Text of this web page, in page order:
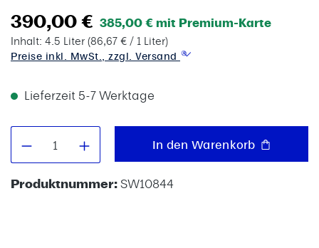
390,00 € 385,00 € mit Premium-Karte
Inhalt: 4.5 Liter(86,67 € / 1 Liter)
Preise inkl. MwSt., zzgl. Versand
Lieferzeit 5-7 Werktage
Produkt Anzahl: Gib denIn den Warenkorb
Produktnummer:SW10844